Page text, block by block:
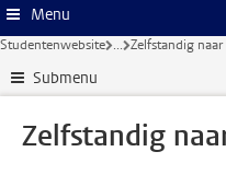
Menu
Studentenwebsite ... Zelfstandig
Submenu
Zelfstandig